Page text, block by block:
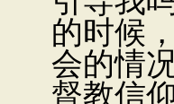
的时候
会的情
督教信